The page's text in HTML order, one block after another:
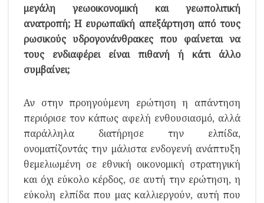
μεγάλη γεωοικονομική και γεωπολιτική
ανατροπή; Η ευρωπαϊκή απεξάρτηση από τους
ρωσικούς υδρογονάνθρακες που φαίνεται να
τους ενδιαφέρει είναι πιθανή ή κάτι άλλο
συμβαίνει;
Αν στην προηγούμενη ερώτηση η απάντηση
περιόρισε τον κάπως αφελή ενθουσιασμό, αλλά
παράλληλα διατήρησε την ελπίδα,
ονοματίζοντάς την μάλιστα ενδογενή ανάπτυξη
θεμελιωμένη σε εθνική οικονομική στρατηγική
και όχι εύκολο κέρδος, σε αυτή την ερώτηση, η
εύκολη ελπίδα που μας καλλιεργούν, αυτή που